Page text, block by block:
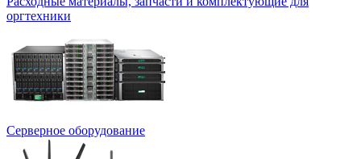
оргтехники
Серверное оборудование